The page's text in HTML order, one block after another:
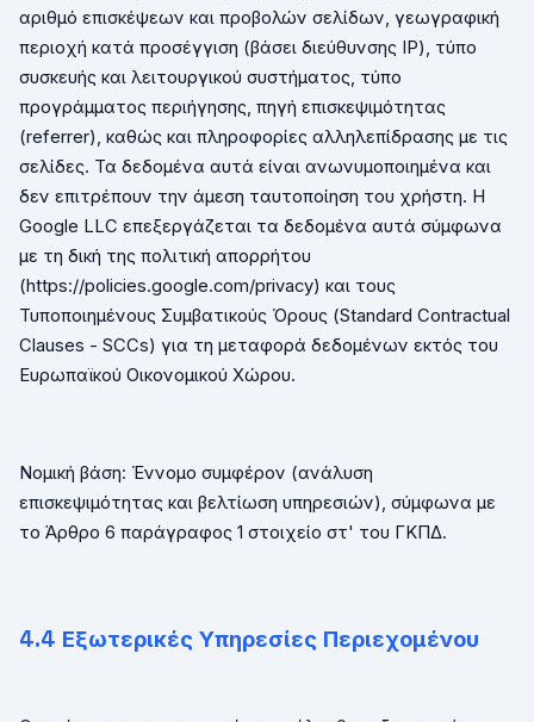
αριθμό επισκέψεων και προβολών σελίδων, γεωγραφική
περιοχή κατά προσέγγιση (βάσει διεύθυνσης IP), τύπο
συσκευής και λειτουργικού συστήματος, τύπο
προγράμματος περιήγησης, πηγή επισκεψιμότητας
(referrer), καθώς και πληροφορίες αλληλεπίδρασης με τις
σελίδες. Τα δεδομένα αυτά είναι ανωνυμοποιημένα και
δεν επιτρέπουν την άμεση ταυτοποίηση του χρήστη. Η
Google LLC επεξεργάζεται τα δεδομένα αυτά σύμφωνα
με τη δική της πολιτική απορρήτου
(https://policies.google.com/privacy) και τους
Τυποποιημένους Συμβατικούς Όρους (Standard Contractual
Clauses - SCCs) για τη μεταφορά δεδομένων εκτός του
Ευρωπαϊκού Οικονομικού Χώρου.
Νομική βάση: Έννομο συμφέρον (ανάλυση
επισκεψιμότητας και βελτίωση υπηρεσιών), σύμφωνα με
το Άρθρο 6 παράγραφος 1 στοιχείο στ' του ΓΚΠΔ.
4.4 Εξωτερικές Υπηρεσίες Περιεχομένου